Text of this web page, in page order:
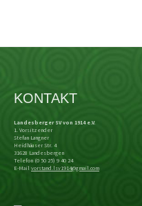
KONTAKT
Landesberger SV von 1914 e.V.
1. Vorsitzender
Stefan Langner
Heidhäuser Str. 4
31628 Landesbergen
Telefon (0 50 25) 9 40 24
E-Mail vorstand.lsv1914@gmail.com